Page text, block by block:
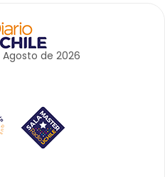
Agosto de 2026